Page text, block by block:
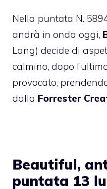
Nella puntata N.
andrà in onda oggi,
Lang) decide di
calmino, dopo
provocato,
dalla Forrester
Beautiful,
puntata 13